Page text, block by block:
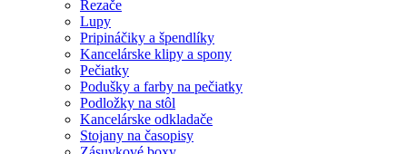
Rezače
Lupy
Pripináčiky a špendlíky
Kancelárske klipy a spony
Pečiatky
Podušky a farby na pečiatky
Podložky na stôl
Kancelárske odkladače
Stojany na časopisy